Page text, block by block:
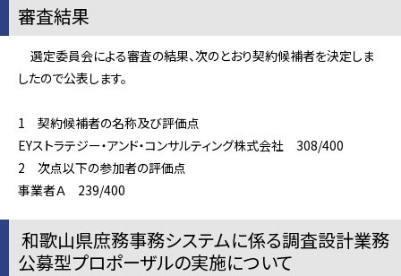
審査結果
選定委員会による審査の結果、次のとおり契約候補者を決定しま
したので公表します。
1 契約候補者の名称及び評価点
EYストラテジー・アンド・コンサルティング株式会社 308/400
2 次点以下の参加者の評価点
事業者Ａ 239/400
和歌山県庶務事務システムに係る調査設計業務
公募型プロポーザルの実施について